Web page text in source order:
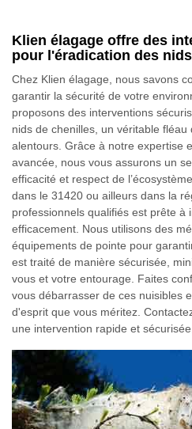
Klien élagage offre des
pour l'éradication des
Chez Klien élagage, nous savons
garantir la sécurité de votre
proposons des interventions
nids de chenilles, un véritable
alentours. Grâce à notre expertise
avancée, nous vous assurons un
efficacité et respect de
dans le 31420 ou ailleurs dans la
professionnels qualifiés est prête à
efficacement. Nous utilisons des
équipements de pointe pour
est traité de manière sécurisée,
vous et votre entourage. Faites
vous débarrasser de ces nuisibles
d'esprit que vous méritez.
une intervention rapide et sécurisée.